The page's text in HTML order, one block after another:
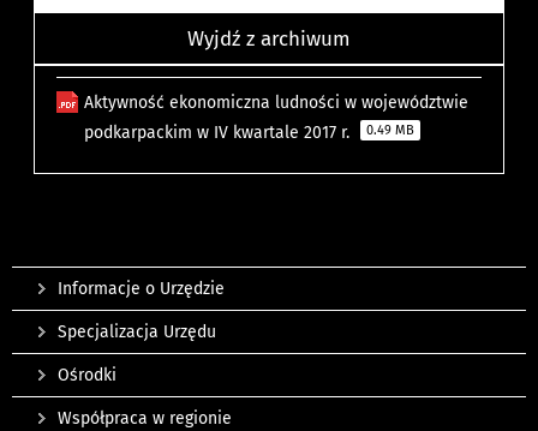
Wyjdź z archiwum
Aktywność ekonomiczna ludności w województwie
podkarpackim w IV kwartale 2017 r.
0.49 MB
Informacje o Urzędzie
Specjalizacja Urzędu
Ośrodki
Współpraca w regionie